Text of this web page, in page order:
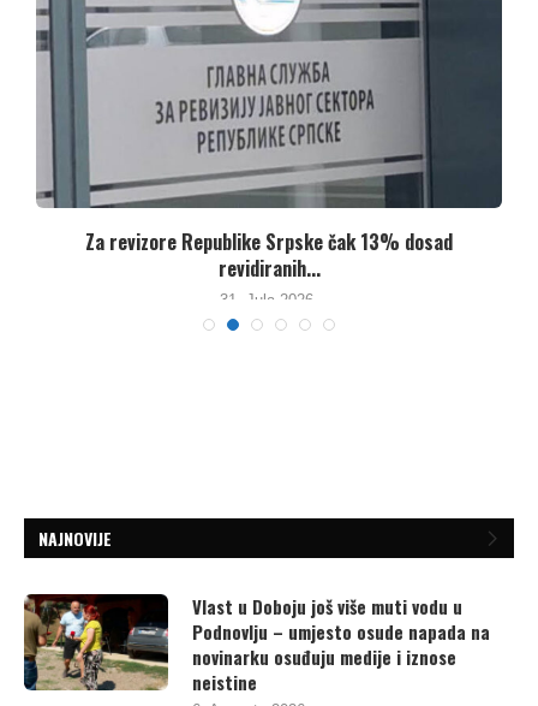
Za revizore Republike Srpske čak 13% dosad
revidiranih...
31. Jula 2026.
NAJNOVIJE
Vlast u Doboju još više muti vodu u
Podnovlju – umjesto osude napada na
novinarku osuđuju medije i iznose
neistine